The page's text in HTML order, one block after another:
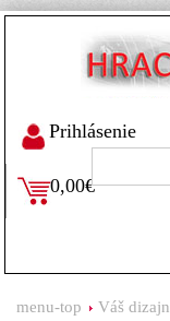
Prihlásenie
0,00€
menu-top
Váš dizajn